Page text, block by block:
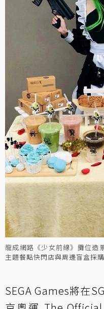
龍成網路《少女前線》攤位造
主題餐點快閃店與周邊盲盒採
SEGA Games將在